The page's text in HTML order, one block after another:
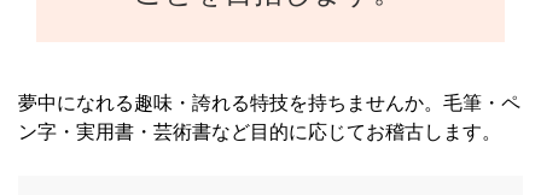
夢中になれる趣味・誇れる特技を持ちませんか。毛筆・ペ
ン字・実用書・芸術書など目的に応じてお稽古します。